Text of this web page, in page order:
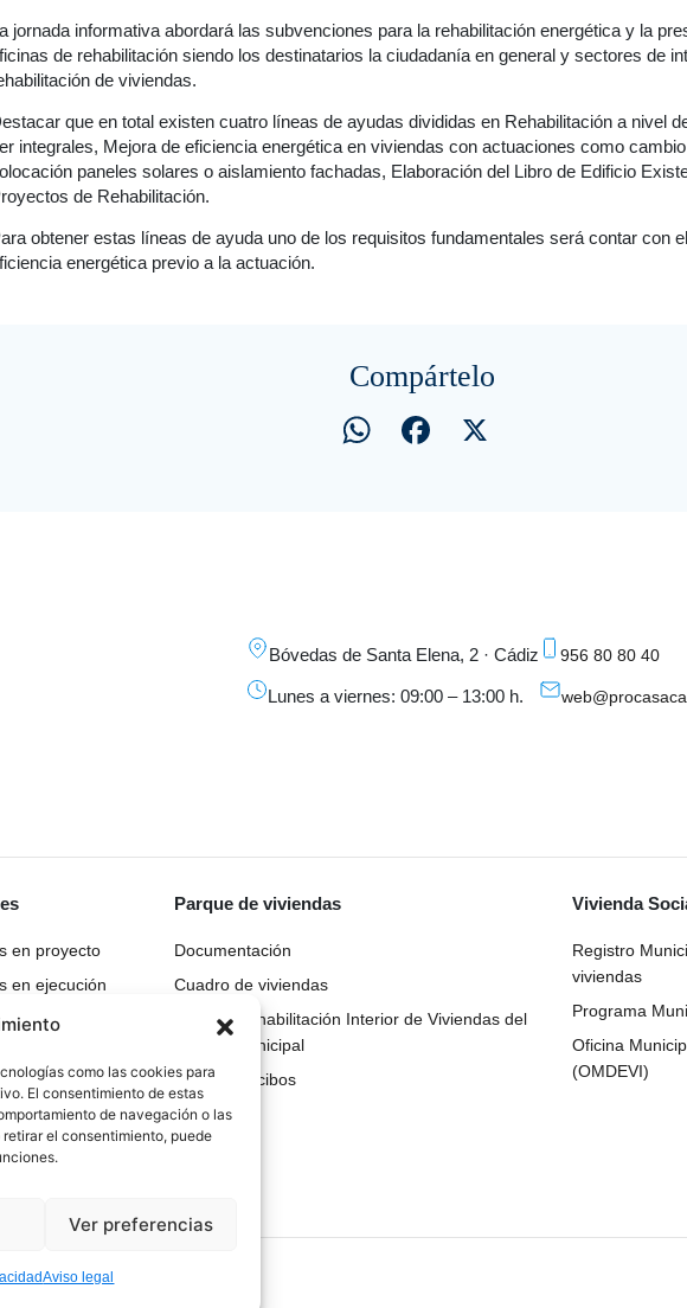
como las cookies para
El consentimiento de estas
de navegación o las
el consentimiento, puede
Ver preferencias
Aviso legal
jornada informativa abordará las subvenciones para la rehabilitación energética y la
de rehabilitación siendo los destinatarios la ciudadanía en general y sectores de
de viviendas.
que en total existen cuatro líneas de ayudas divididas en Rehabilitación a nivel
integrales, Mejora de eficiencia energética en viviendas con actuaciones como
paneles solares o aislamiento fachadas, Elaboración del Libro de Edificio
de Rehabilitación.
obtener estas líneas de ayuda uno de los requisitos fundamentales será contar con
energética previo a la actuación.
Compártelo
WhatsAppFacebook
Bóvedas de Santa Elena, 2 · Cádiz
Lunes a viernes: 09:00 – 13:00 h.
956 80 80 40
en proyecto
en ejecución
Parque de viviendas
Documentación
Cuadro de viviendas
Plan de Rehabilitación Interior de Viviendas del
Parque Municipal
Pago de recibos
Vivienda
Registro
viviendas
Programa
Oficina
(OMDEVI)